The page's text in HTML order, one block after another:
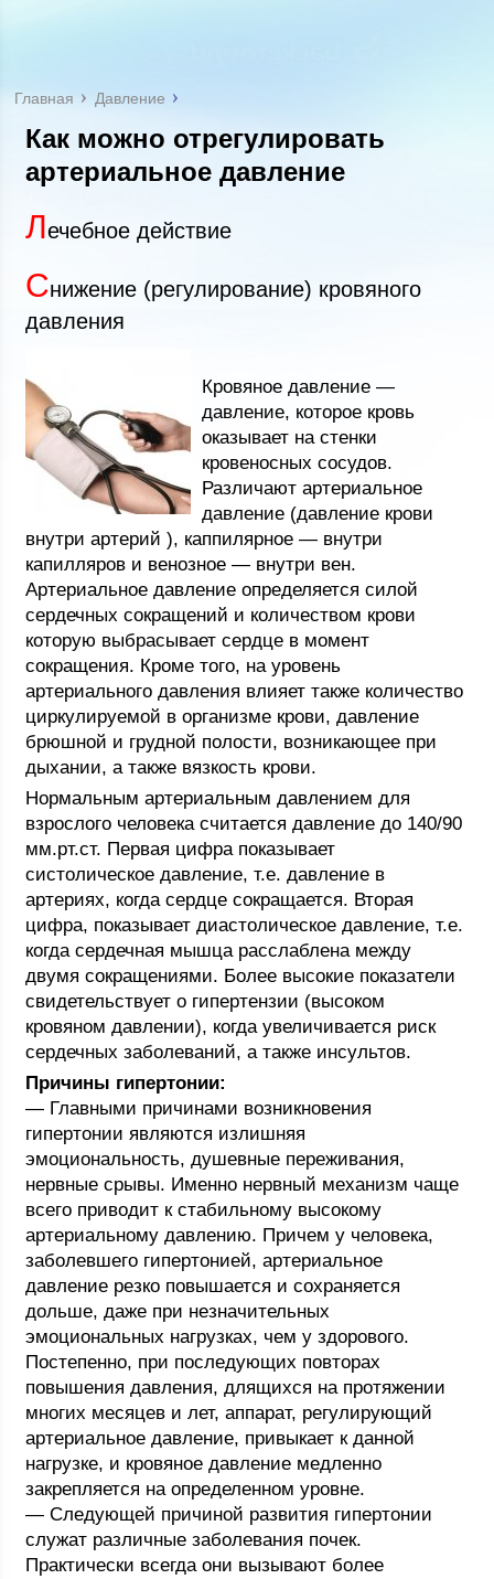
Главная Давление
Как можно отрегулировать
артериальное давление
Лечебное действие
Снижение (регулирование) кровяного
давления
Кровяное давление —
давление, которое кровь
оказывает на стенки
кровеносных сосудов.
Различают артериальное
давление (давление крови
внутри артерий ), каппилярное — внутри
капилляров и венозное — внутри вен.
Артериальное давление определяется силой
сердечных сокращений и количеством крови
которую выбрасывает сердце в момент
сокращения. Кроме того, на уровень
артериального давления влияет также количество
циркулируемой в организме крови, давление
брюшной и грудной полости, возникающее при
дыхании, а также вязкость крови.
Нормальным артериальным давлением для
взрослого человека считается давление до 140/90
мм.рт.ст. Первая цифра показывает
систолическое давление, т.е. давление в
артериях, когда сердце сокращается. Вторая
цифра, показывает диастолическое давление, т.е.
когда сердечная мышца расслаблена между
двумя сокращениями. Более высокие показатели
свидетельствует о гипертензии (высоком
кровяном давлении), когда увеличивается риск
сердечных заболеваний, а также инсультов.
Причины гипертонии:
— Главными причинами возникновения
гипертонии являются излишняя
эмоциональность, душевные переживания,
нервные срывы. Именно нервный механизм чаще
всего приводит к стабильному высокому
артериальному давлению. Причем у человека,
заболевшего гипертонией, артериальное
давление резко повышается и сохраняется
дольше, даже при незначительных
эмоциональных нагрузках, чем у здорового.
Постепенно, при последующих повторах
повышения давления, длящихся на протяжении
многих месяцев и лет, аппарат, регулирующий
артериальное давление, привыкает к данной
нагрузке, и кровяное давление медленно
закрепляется на определенном уровне.
— Следующей причиной развития гипертонии
служат различные заболевания почек.
Практически всегда они вызывают более